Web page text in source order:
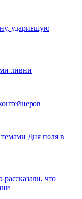
ударившую
ливни
Дня поля в
что